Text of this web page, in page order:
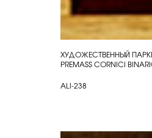
КУПИТЬ
ХУДОЖЕСТВЕННЫЙ ПАРКЕТ
PREMASS CORNICI
ALI-238